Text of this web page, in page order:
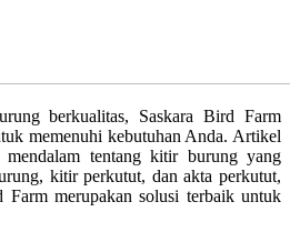
berkualitas, Saskara Bird Farm
memenuhi kebutuhan Anda. Artikel
mendalam tentang kitir burung yang
kitir perkutut, dan akta perkutut,
Farm merupakan solusi terbaik untuk